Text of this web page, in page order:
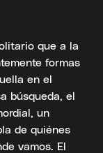
que a la
formas
en el
búsqueda, el
un
de quiénes
vamos. El